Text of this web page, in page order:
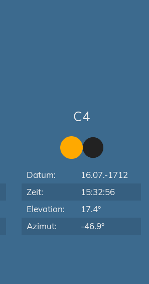
C4
Datum:
16.07.-1712
Zeit:
15:32:56
Elevation:
17.4°
Azimut:
-46.9°